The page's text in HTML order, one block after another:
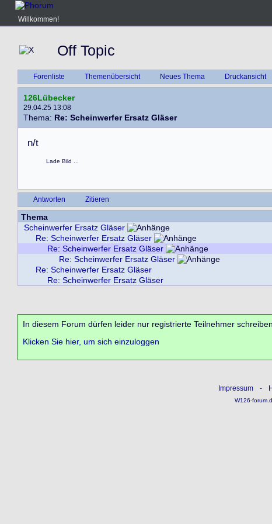
Willkommen!
Off Topic
Forenliste Themenübersicht Neues Thema Druckansicht
126Lübecker
29.04.25 13:08
Thema: Re: Scheinwerfer Ersatz Gläser
n/t
Lade Bild ...
Antworten Zitieren
Thema
Scheinwerfer Ersatz Gläser
Re: Scheinwerfer Ersatz Gläser
Re: Scheinwerfer Ersatz Gläser
Re: Scheinwerfer Ersatz Gläser
Re: Scheinwerfer Ersatz Gläser
Re: Scheinwerfer Ersatz Gläser
In diesem Forum dürfen leider nur registrierte Teilnehmer schreiben.
Klicken Sie hier, um sich einzuloggen
Impressum -
W126-